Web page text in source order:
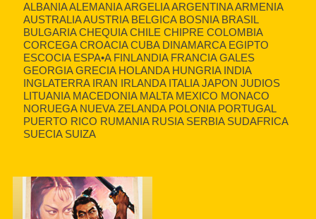
ALBANIA ALEMANIA ARGELIA ARGENTINA ARMENIA
AUSTRALIA AUSTRIA BELGICA BOSNIA BRASIL
BULGARIA CHEQUIA CHILE CHIPRE COLOMBIA
CORCEGA CROACIA CUBA DINAMARCA EGIPTO
ESCOCIA ESPA•A FINLANDIA FRANCIA GALES
GEORGIA GRECIA HOLANDA HUNGRIA INDIA
INGLATERRA IRAN IRLANDA ITALIA JAPON JUDIOS
LITUANIA MACEDONIA MALTA MEXICO MONACO
NORUEGA NUEVA ZELANDA POLONIA PORTUGAL
PUERTO RICO RUMANIA RUSIA SERBIA SUDAFRICA
SUECIA SUIZA